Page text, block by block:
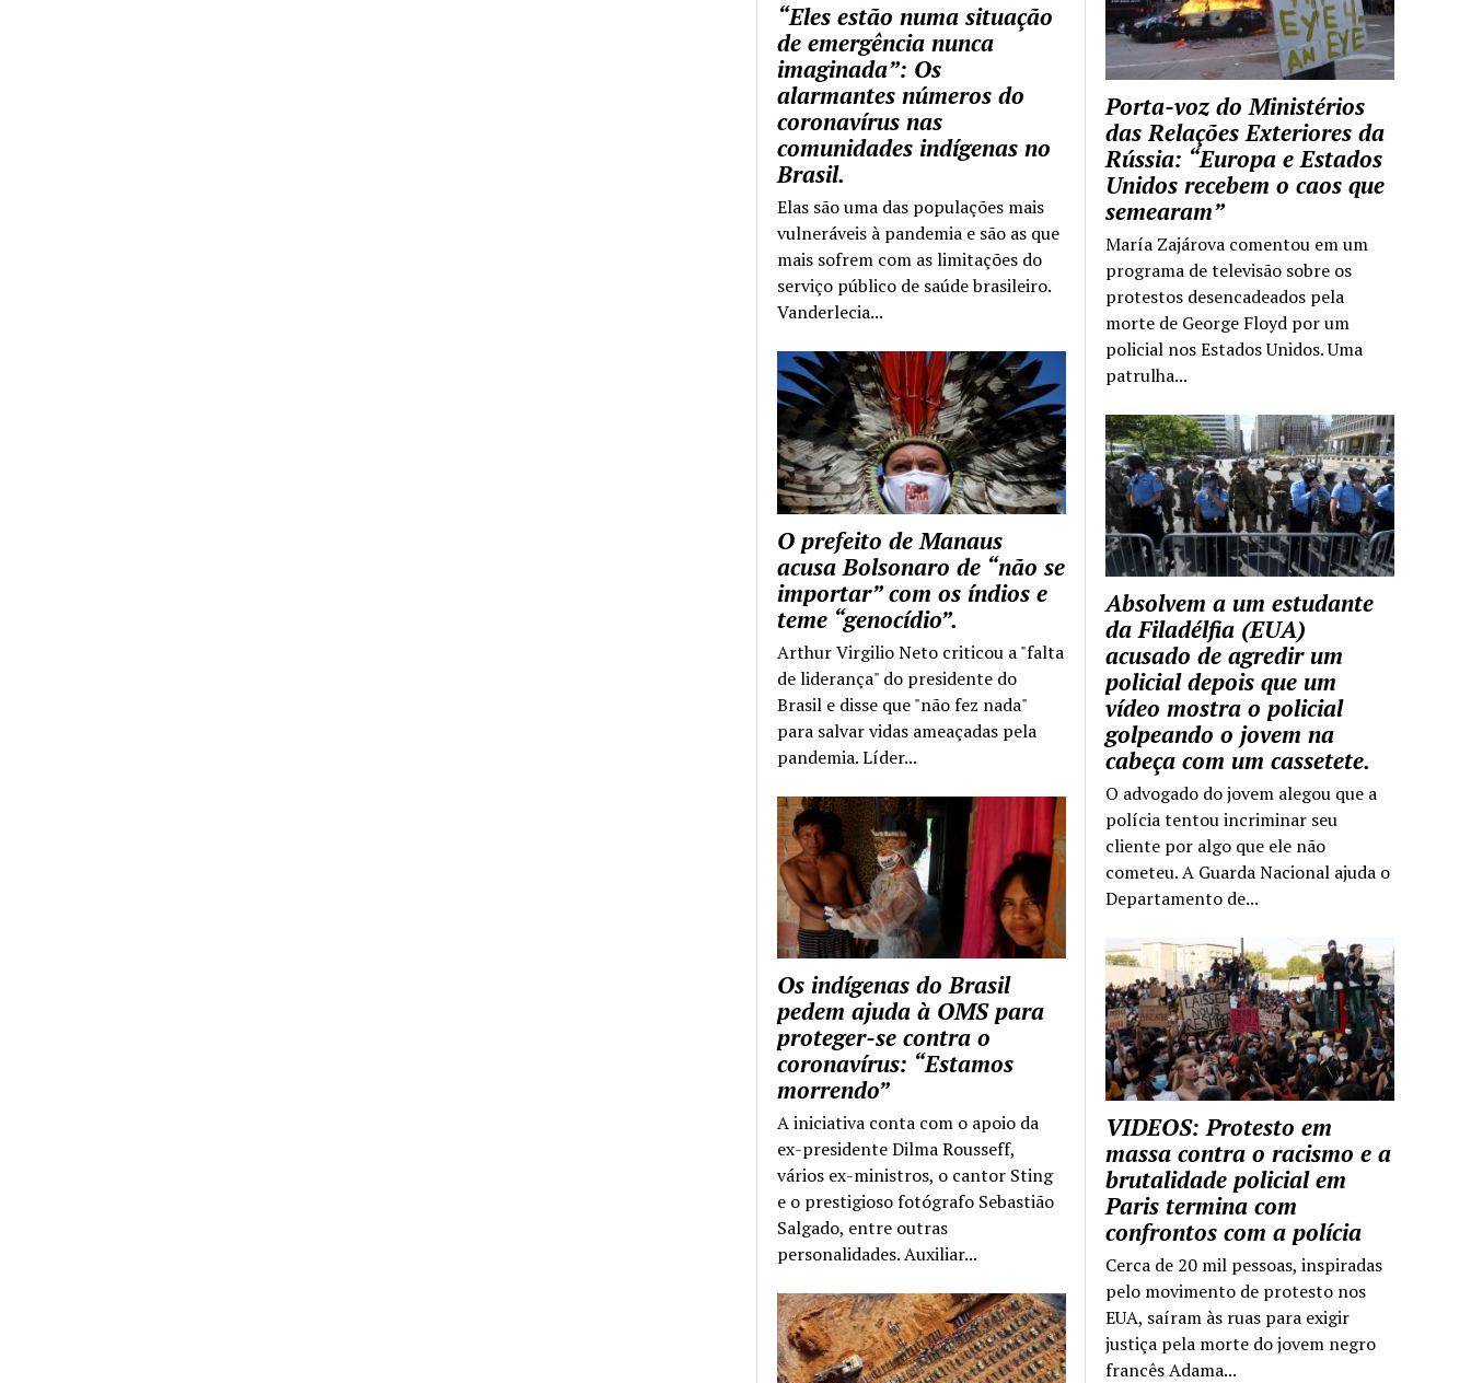
Porta-voz do Ministérios
das Relações Exteriores da
Rússia: “Europa e Estados
Unidos recebem o caos que
semearam”
María Zajárova comentou em um
programa de televisão sobre os
protestos desencadeados pela
morte de George Floyd por um
policial nos Estados Unidos. Uma
patrulha...
Absolvem a um estudante
da Filadélfia (EUA)
acusado de agredir um
policial depois que um
vídeo mostra o policial
golpeando o jovem na
cabeça com um cassetete.
O advogado do jovem alegou que a
polícia tentou incriminar seu
cliente por algo que ele não
cometeu. A Guarda Nacional ajuda o
Departamento de...
VIDEOS: Protesto em
massa contra o racismo e a
brutalidade policial em
Paris termina com
confrontos com a polícia
Cerca de 20 mil pessoas, inspiradas
pelo movimento de protesto nos
EUA, saíram às ruas para exigir
justiça pela morte do jovem negro
francês Adama...
“Eles estão numa situação
de emergência nunca
imaginada”: Os
alarmantes números do
coronavírus nas
comunidades indígenas no
Brasil.
Elas são uma das populações mais
vulneráveis à pandemia e são as que
mais sofrem com as limitações do
serviço público de saúde brasileiro.
Vanderlecia...
O prefeito de Manaus
acusa Bolsonaro de “não se
importar” com os índios e
teme “genocídio”.
Arthur Virgilio Neto criticou a "falta
de liderança" do presidente do
Brasil e disse que "não fez nada"
para salvar vidas ameaçadas pela
pandemia. Líder...
Os indígenas do Brasil
pedem ajuda à OMS para
proteger-se contra o
coronavírus: “Estamos
morrendo”
A iniciativa conta com o apoio da
ex-presidente Dilma Rousseff,
vários ex-ministros, o cantor Sting
e o prestigioso fotógrafo Sebastião
Salgado, entre outras
personalidades. Auxiliar...